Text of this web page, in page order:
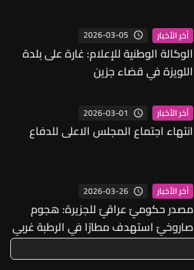
آخر الأخبار 2026-03-05
الوكالة الوطنية للإعلام: غارة على بلدة
اللويزة في قضاء جزين
آخر الأخبار 2026-03-01
انتهاء اجتماع المجلس الاعلى للدفاع
آخر الأخبار 2026-03-26
مصدر حكوميّ عراقيّ للجزيرة: هجوم
صاروخيّ استهدف مطارًا في الرطبة غربي
العراق من دون خسائر بشرية